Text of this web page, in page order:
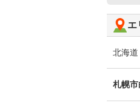
エ
北海道
札幌